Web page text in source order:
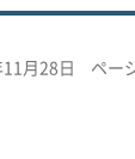
月28日 ペー